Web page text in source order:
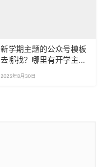
新学期主题的公众号模板
去哪找？哪里有开学主题
2025年8月30日